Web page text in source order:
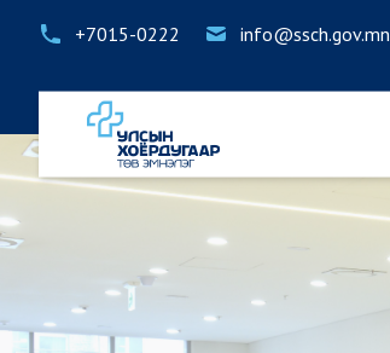
+7015-0222 info@ssch.gov.mn